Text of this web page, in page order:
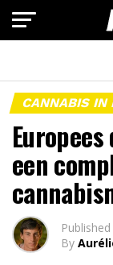
CANNABIS IN
een
Published
By